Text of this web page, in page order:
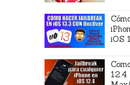
iOS
12.4